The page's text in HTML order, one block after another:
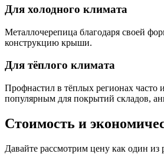
Для холодного климата
Металлочерепица благодаря своей
конструкцию крыши.
Для тёплого климата
Профнастил в тёплых регионах часто
популярным для покрытий складов,
Стоимость и
Давайте рассмотрим цену как один